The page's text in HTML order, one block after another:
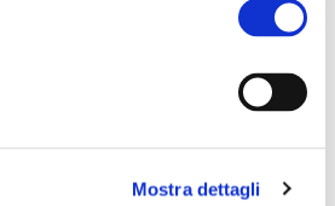
Mostra dettagli